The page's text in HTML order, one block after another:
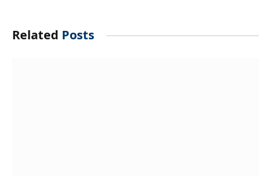
Related Posts